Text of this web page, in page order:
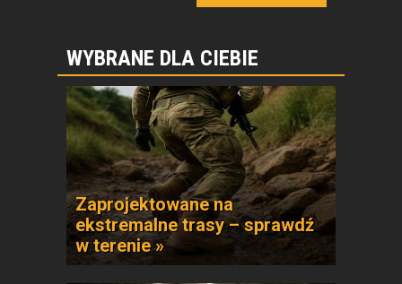
WYBRANE DLA CIEBIE
Zaprojektowane na
ekstremalne trasy – sprawdź
w terenie »